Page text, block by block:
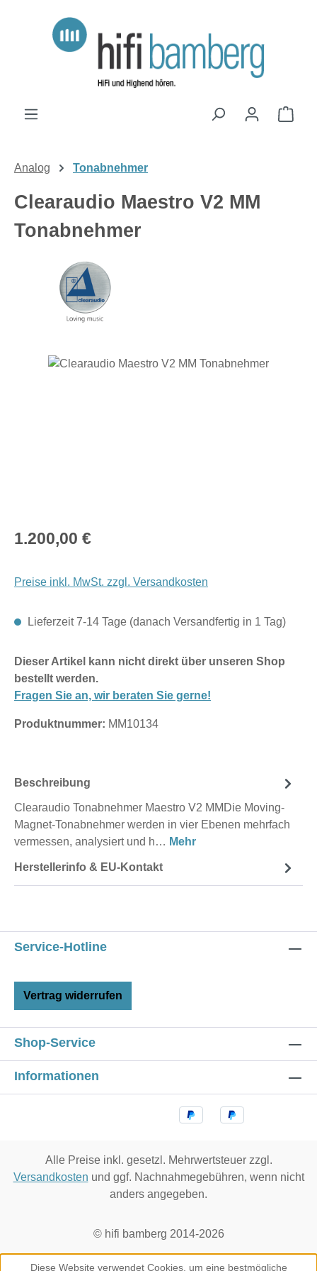
Zum Hauptinhalt springen
Analog Tonabnehmer
Clearaudio Maestro V2 MM
Tonabnehmer
Bildergalerie überspringen
Regulärer Preis:
1.200,00 €
Preise inkl. MwSt. zzgl. Versandkosten
Lieferzeit 7-14 Tage (danach Versandfertig in 1 Tag)
Dieser Artikel kann nicht direkt über unseren Shop
bestellt werden.
Fragen Sie an, wir beraten Sie gerne!
Produktnummer: MM10134
Beschreibung
Clearaudio Tonabnehmer Maestro V2 MMDie Moving-
Magnet-Tonabnehmer werden in vier Ebenen mehrfach
vermessen, analysiert und h… Mehr
Herstellerinfo & EU-Kontakt
Service-Hotline
Vertrag widerrufen
Shop-Service
Informationen
Alle Preise inkl. gesetzl. Mehrwertsteuer zzgl.
Versandkosten und ggf. Nachnahmegebühren, wenn nicht
anders angegeben.
© hifi bamberg 2014-2026
Diese Website verwendet Cookies, um eine bestmögliche